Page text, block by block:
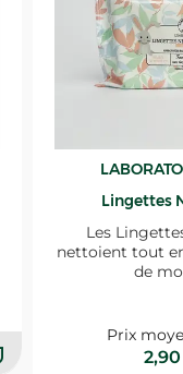
Lingettes
Les
nettoient tout
de
Prix